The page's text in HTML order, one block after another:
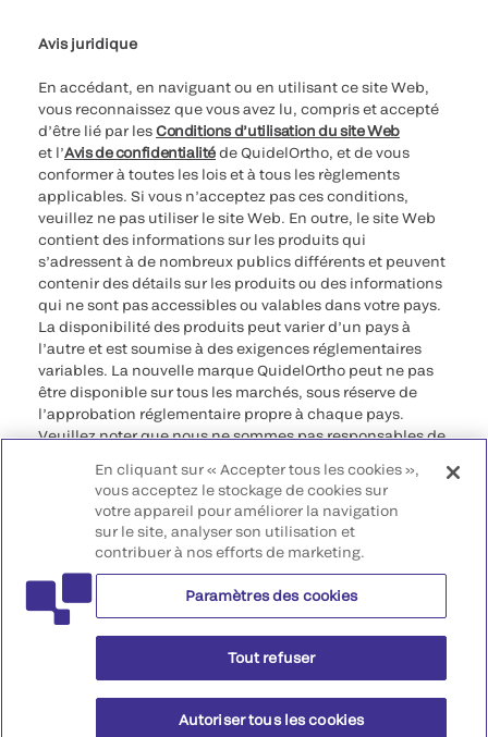
Avis juridique
En accédant, en naviguant ou en utilisant ce site Web,
vous reconnaissez que vous avez lu, compris et accepté
d’être lié par lesConditions d’utilisation du site Web
et l’Avis de confidentialitéde QuidelOrtho, et de vous
conformer à toutes les lois et à tous les règlements
applicables. Si vous n’acceptez pas ces conditions,
veuillez ne pas utiliser le site Web. En outre, le site Web
contient des informations sur les produits qui
s’adressent à de nombreux publics différents et peuvent
contenir des détails sur les produits ou des informations
qui ne sont pas accessibles ou valables dans votre pays.
La disponibilité des produits peut varier d’un pays à
l’autre et est soumise à des exigences réglementaires
variables. La nouvelle marque QuidelOrtho peut ne pas
être disponible sur tous les marchés, sous réserve de
l’approbation réglementaire propre à chaque pays.
Veuillez noter que nous ne sommes pas responsables de
conformes à une procédure légale, à une
réglementation, à un enregistrement ou à un usage dans
votre pays d’origine.
©2026 QuidelOrtho Corporation. Tous droits réservés.
QuidelOrtho Corporation
9975 Summers Ridge Road, San Diego, CA 92121, USA
En cliquant sur « Accepter tous les cookies »,
vous acceptez le stockage de cookies sur
votre appareil pour améliorer la navigation
sur le site, analyser son utilisation et
contribuer à nos efforts de marketing.
Paramètres des cookies
Tout refuser
Autoriser tous les cookies